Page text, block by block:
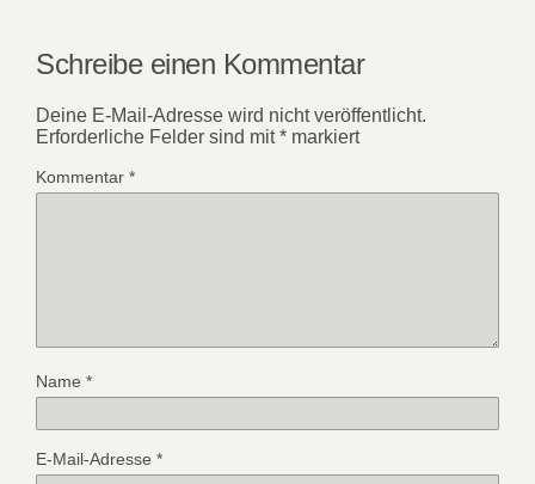
Schreibe einen Kommentar
Deine E-Mail-Adresse wird nicht veröffentlicht.
Erforderliche Felder sind mit* markiert
Kommentar *
Name *
E-Mail-Adresse *